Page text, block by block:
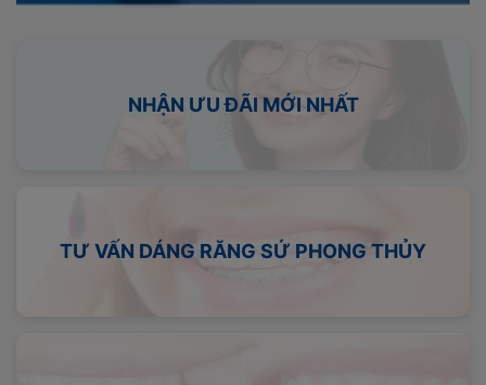
NHẬN ƯU ĐÃI MỚI NHẤT
TƯ VẤN DÁNG RĂNG SỨ PHONG THỦY